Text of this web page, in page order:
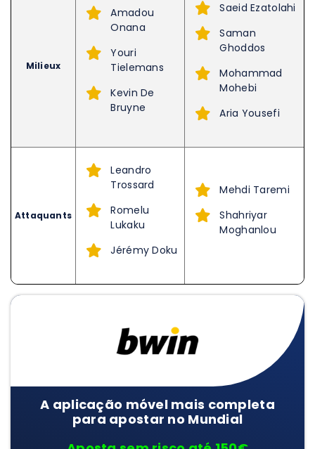
Milieux
Amadou
Onana
Youri
Tielemans
Kevin De
Bruyne
Saeid Ezatolahi
Saman
Ghoddos
Mohammad
Mohebi
Aria Yousefi
Attaquants
Leandro
Trossard
Romelu
Lukaku
Jérémy Doku
Mehdi Taremi
Shahriyar
Moghanlou
A aplicação móvel mais completa
para apostar no Mundial